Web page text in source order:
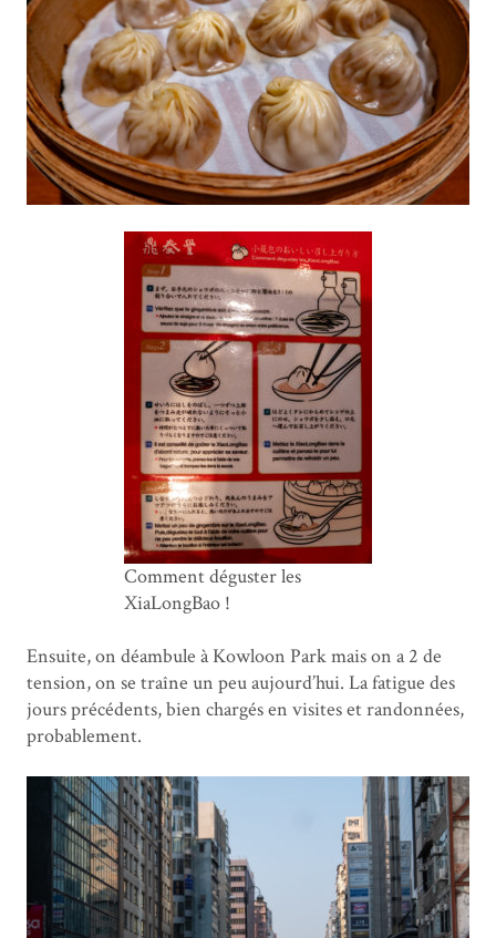
Comment déguster les
XiaLongBao !
Ensuite, on déambule à Kowloon Park mais on a 2 de
tension, on se traîne un peu aujourd’hui. La fatigue des
jours précédents, bien chargés en visites et randonnées,
probablement.